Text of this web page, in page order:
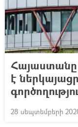
է
28 սեպտեմբերի